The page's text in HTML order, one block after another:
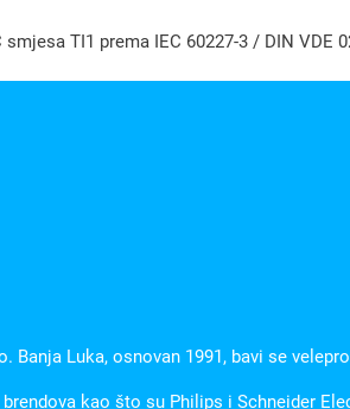
smjesa TI1 prema IEC 60227-3 / DIN VDE
Banja Luka, osnovan 1991, bavi se
kao što su Philips i Schneider